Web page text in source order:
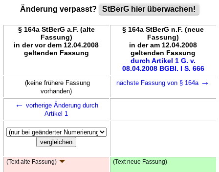
Änderung verpasst? StBerG hier überwachen!
§ 164a StBerG a.F. (alte
Fassung)
in der vor dem 12.04.2008
geltenden Fassung
§ 164a StBerG n.F. (neue
Fassung)
in der am 12.04.2008
geltenden Fassung
durch Artikel 1 G. v.
08.04.2008 BGBl. I S. 666
(keine frühere Fassung
vorhanden)
nächste Fassung von § 164a →
← vorherige Änderung durch
Artikel 1
(Text alte Fassung) (Text neue Fassung)